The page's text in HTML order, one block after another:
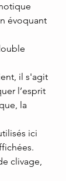
évoquant
il s'agit
l’esprit
la
ici
clivage,